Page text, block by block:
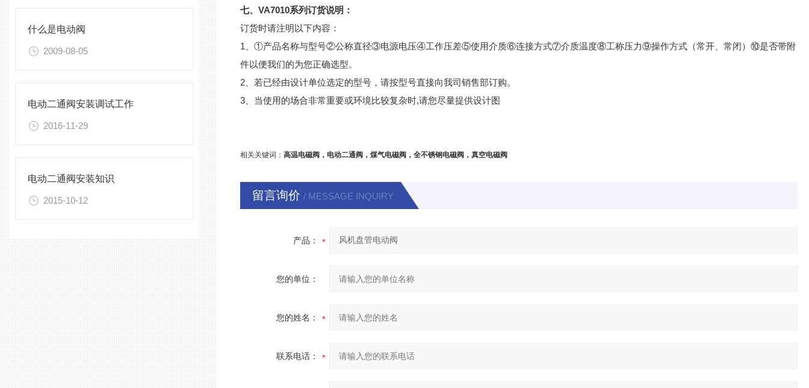
什么是电动阀
2009-08-05
电动二通阀安装调试工作
2016-11-29
电动二通阀安装知识
2015-10-12
七、VA7010系列订货说明：
订货时请注明以下内容：
1、①产品名称与型号②公称直径③电源电压④工作压差⑤使用介质⑥连接方式⑦介质温度⑧工称压力⑨操作方式（常开、常闭）⑩是否带附
件以便我们的为您正确选型。
2、若已经由设计单位选定的型号，请按型号直接向我司销售部订购。
3、当使用的场合非常重要或环境比较复杂时,请您尽量提供设计图
相关关键词：高温电磁阀，电动二通阀，煤气电磁阀，全不锈钢电磁阀，真空电磁阀
留言询价 / MESSAGE INQUIRY
产品：
您的单位：
您的姓名：
联系电话：